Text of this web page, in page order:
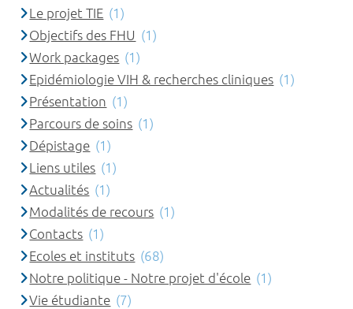
Le projet TIE (1)
Objectifs des FHU (1)
Work packages (1)
Epidémiologie VIH & recherches cliniques (1)
Présentation (1)
Parcours de soins (1)
Dépistage (1)
Liens utiles (1)
Actualités (1)
Modalités de recours (1)
Contacts (1)
Ecoles et instituts (68)
Notre politique - Notre projet d'école (1)
Vie étudiante (7)